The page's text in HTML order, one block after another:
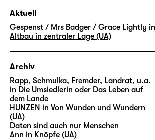
Aktuell
Gespenst / Mrs Badger / Grace Lightly in
Altbau in zentraler Lage (UA)
Archiv
Rapp, Schmulka, Fremder, Landrat, u.a.
in Die Umsiedlerin oder Das Leben auf
dem Lande
HUNZEN in Von Wunden und Wundern
(UA)
Daten sind auch nur Menschen
Ann in Knöpfe (UA)